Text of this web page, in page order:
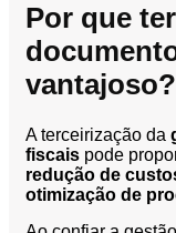
Por que
vantajoso?
A terceirização da
fiscais pode
redução de
otimização de